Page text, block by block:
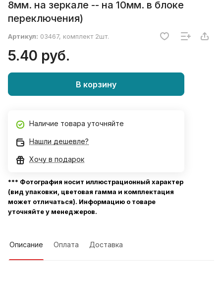
8мм. на зеркале -- на 10мм. в блоке
переключения)
Артикул: 03467, комплект 2шт.
5.40 руб.
В корзину
Наличие товара уточняйте
Нашли дешевле?
Хочу в подарок
*** Фотография носит иллюстрационный характер
(вид упаковки, цветовая гамма и комплектация
может отличаться). Информацию о товаре
уточняйте у менеджеров.
Описание Оплата Доставка